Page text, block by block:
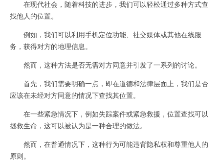
在现代社会，随着科技的进步，我们可以轻松通过多种方式查
找他人的位置。
例如，我们可以利用手机定位功能、社交媒体或其他在线服
务，获得对方的地理信息。
然而，这种方法是否无需对方同意并引发了一系列的讨论。
首先，我们需要明确一点，即在道德和法律层面上，我们是否
应该在未经对方同意的情况下查找其位置。
在一些紧急情况下，例如失踪案件或紧急救援，位置查找可以
拯救生命，这可以被认为是一种合理的做法。
然而，在普通情况下，这种行为可能违背隐私权和尊重他人的
原则。